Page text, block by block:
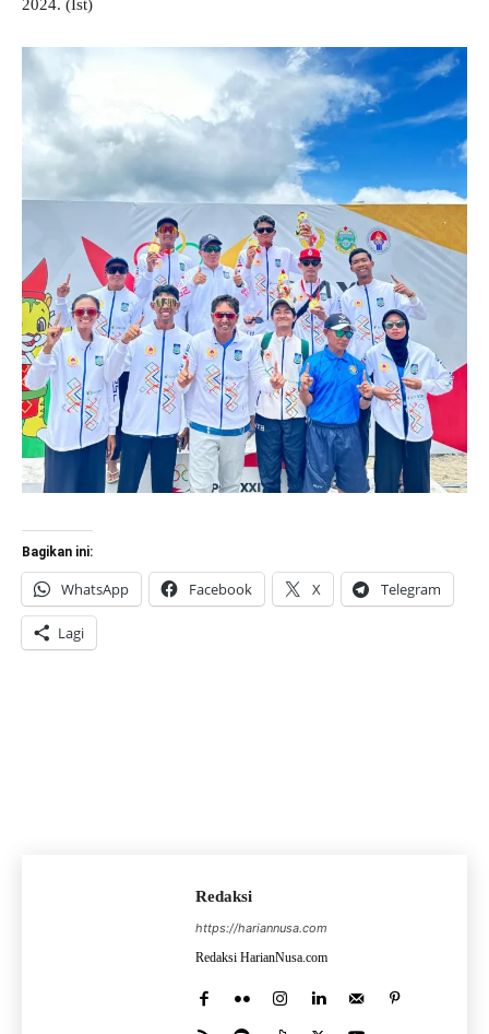
2024. (Ist)
Bagikan ini:
WhatsApp Facebook X Telegram
Lagi
Redaksi
https://hariannusa.com
Redaksi HarianNusa.com